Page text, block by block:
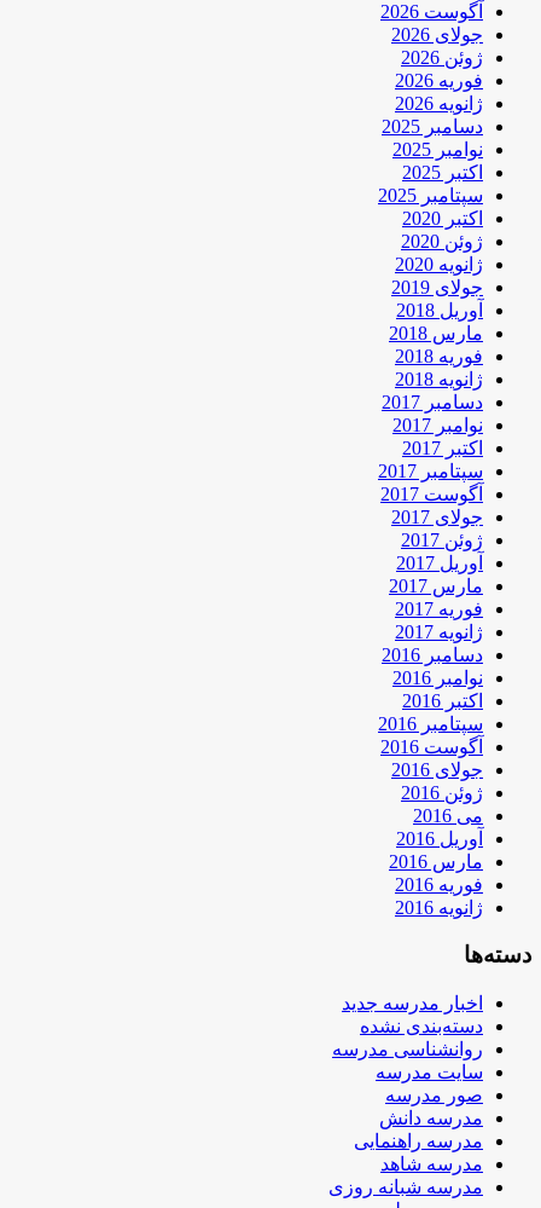
آگوست 2026
جولای 2026
ژوئن 2026
فوریه 2026
ژانویه 2026
دسامبر 2025
نوامبر 2025
اکتبر 2025
سپتامبر 2025
اکتبر 2020
ژوئن 2020
ژانویه 2020
جولای 2019
آوریل 2018
مارس 2018
فوریه 2018
ژانویه 2018
دسامبر 2017
نوامبر 2017
اکتبر 2017
سپتامبر 2017
آگوست 2017
جولای 2017
ژوئن 2017
آوریل 2017
مارس 2017
فوریه 2017
ژانویه 2017
دسامبر 2016
نوامبر 2016
اکتبر 2016
سپتامبر 2016
آگوست 2016
جولای 2016
ژوئن 2016
می 2016
آوریل 2016
مارس 2016
فوریه 2016
ژانویه 2016
دسته‌ها
اخبار مدرسه جدید
دسته‌بندی نشده
روانشناسی مدرسه
سایت مدرسه
صور مدرسه
مدرسه دانش
مدرسه راهنمایی
مدرسه شاهد
مدرسه شبانه روزی